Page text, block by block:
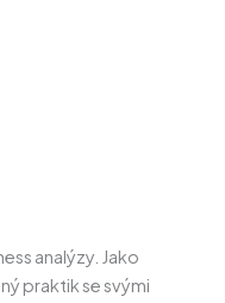
analýzy. Jako
praktik se svými